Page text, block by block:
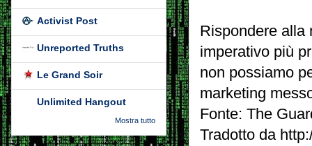
Rispondere alla
imperativo più
non possiamo
marketing
Fonte: The
Tradotto da
Activist Post
Unreported Truths
Le Grand Soir
Unlimited Hangout
Mostra tutto